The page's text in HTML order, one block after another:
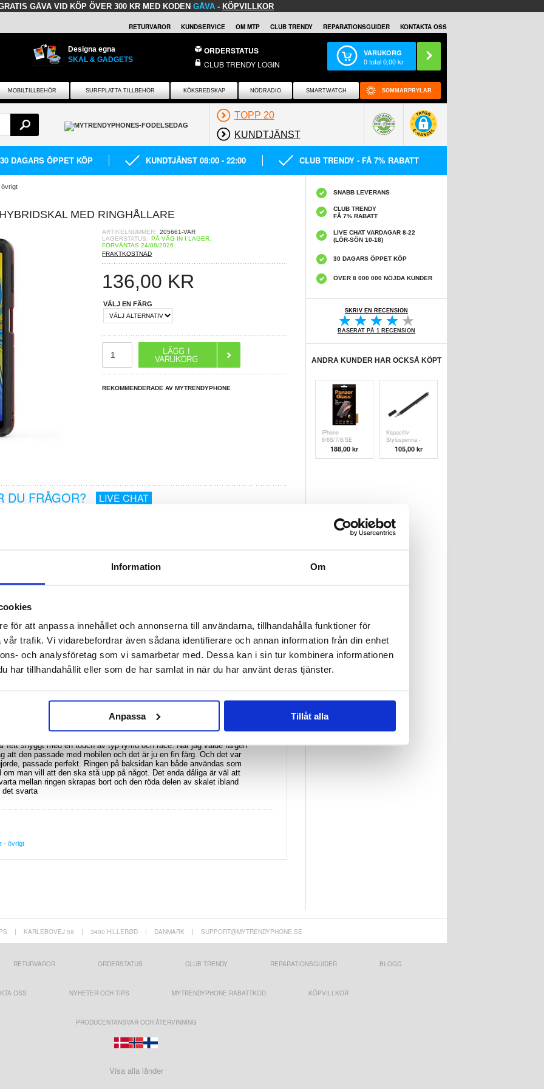
Information Om
för att anpassa innehållet och annonserna till användarna, tillhandahålla funktioner för
trafik. Vi vidarebefordrar även sådana identifierare och annan information från din enhet
och analysföretag som vi samarbetar med. Dessa kan i sin tur kombinera informationen
har tillhandahållit eller som de har samlat in när du har använt deras tjänster.
Anpassa Tillåt alla
GÅVA VID KÖP ÖVER 300 KR MED KODEN GÅVA - KÖPVILLKOR
RETURVAROR KUNDSERVICE OM MTP CLUB TRENDY REPARATIONSGUIDER KONTAKTA OSS
Designa egna
SKAL & GADGETS
ORDERSTATUS
CLUB TRENDY LOGIN
VARUKORG
0total0,00kr
MOBILTILLBEHÖR SURFPLATTA TILLBEHÖR KÖKSREDSKAP NÖDRADIO SMARTWATCH SOMMARPRYLAR
TOPP 20
KUNDTJÄNST
30 DAGARS ÖPPET KÖP KUNDTJÄNST 08:00 - 22:00 CLUB TRENDY - FÅ 7% RABATT
övrigt
MED RINGHÅLLARE
ARTIKELNUMMER: 205661-VAR
LAGERSTATUS: PÅ VÄG IN I LAGER.
FÖRVÄNTAS 24/08/2026
FRAKTKOSTNAD
136,00 KR
VÄLJ EN FÄRG
REKOMMENDERADE AV MYTRENDYPHONE
DU FRÅGOR? LIVE CHAT
Ringhållare / Stativ
en kombination av hårt polykarbonat och mjukt TPU för att förhindra skador från
fantastiska modell med en praktisk ringhållare / stativ.
för din enhet
tunga stötar
din enhet
förhindrar repor
praktiskt skal
fett snyggt med en touch av typ rymd och race. När jag valde färgen
att den passade med mobilen och det är ju en fin färg. Och det var
passade perfekt. Ringen på baksidan kan både användas som
om man vill att den ska stå upp på något. Det enda dåliga är väl att
mellan ringen skrapas bort och den röda delen av skalet ibland
det svarta
- övrigt
SNABB LEVERANS
CLUB TRENDY
FÅ 7% RABATT
LIVE CHAT VARDAGAR 8-22
(LÖR-SÖN 10-18)
30 DAGARS ÖPPET KÖP
ÖVER 8 000 000 NÖJDA KUNDER
SKRIV EN RECENSION
BASERAT PÅ 1 RECENSION
ANDRA KUNDER HAR OCKSÅ KÖPT
iPhone
6/6S/7/8/SE
(2020)/SE (
188,00 kr
Kapacitiv
Styluspenna -
Svart105,00 kr
| KARLEBOVEJ 59 | 3400 HILLERØD | DANMARK | SUPPORT@MYTRENDYPHONE.SE
RETURVAROR ORDERSTATUS CLUB TRENDY REPARATIONSGUIDER BLOGG
OSS NYHETER OCH TIPS MYTRENDYPHONE RABATTKOD KÖPVILLKOR
PRODUCENTANSVAR OCH ÅTERVINNING
Visa alla länder